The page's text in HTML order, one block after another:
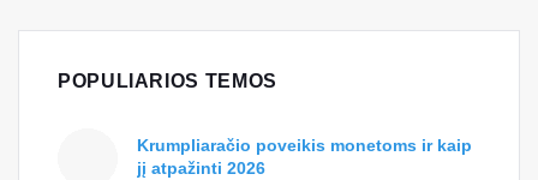
POPULIARIOS TEMOS
Krumpliaračio poveikis monetoms ir kaip
jį atpažinti 2026